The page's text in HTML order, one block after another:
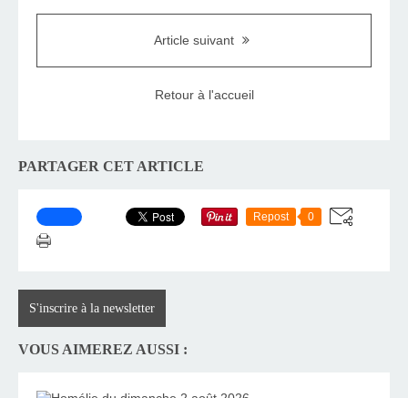
Article suivant
Retour à l'accueil
PARTAGER CET ARTICLE
Repost 0
S'inscrire à la newsletter
VOUS AIMEREZ AUSSI :